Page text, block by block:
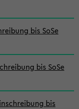
bis SoSe
bis SoSe
bis